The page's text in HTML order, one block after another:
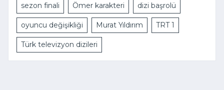
sezon finali Ömer karakteri dizi başrolü
oyuncu değişikliği Murat Yıldırım TRT 1
Türk televizyon dizileri